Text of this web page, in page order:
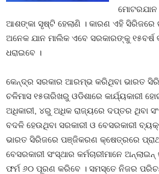
ମୋଟରଯାନ
ଆଶଙ୍କା ସୃଷ୍ଟି ହେଲାଣି । କାରଣ ଏହି
ଅନେକ ଯାନ ମାଲିକ ଏବେ ସରକାରଙ୍କୁ ୧୫ବର୍ଷ
ଧରାଇବେ ।
କେନ୍ଦ୍ର ସରକାର ଆରମ୍ଭ କରିଥିବା ଭାରତ
ଚଳିମାସ ୧୫ତାରିଖରୁ ଓଡିଶାରେ କାର୍ଯ୍ୟକାରୀ
ଅଧିକାରୀ, ୪ରୁ ଅଧିକ ରାଜ୍ୟରେ ଦପ୍ତର ଥିବା
ବଦଳି ହେଉଥିବା ସରକାରୀ ଓ ବେସରକାରୀ
ଭାରତ ସିରିଜରେ ପଞ୍ଜିକରଣ କ୍ଷେତ୍ରରେ
ବେସରକାରୀ ସଂସ୍ଥାର କର୍ମଚାରୀମାନେ
ଫର୍ମ ୬୦ ପୂରଣ କରିବେ । ସମସ୍ତେ ନିଜର